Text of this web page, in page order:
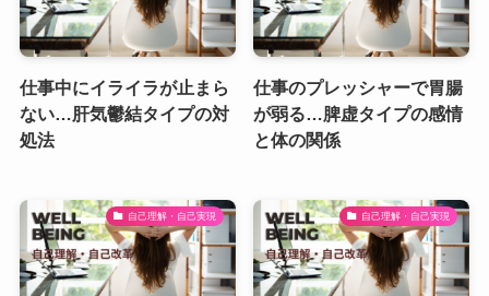
仕事中にイライラが止まら
ない…肝気鬱結タイプの対
処法
仕事のプレッシャーで胃腸
が弱る…脾虚タイプの感情
と体の関係
自己理解・自己実現 自己理解・自己実現